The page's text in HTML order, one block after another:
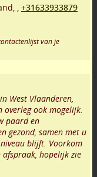
+31633933879
van je
West Vlaanderen,
overleg ook mogelijk.
paard en
gezond, samen met u
blijft. Voorkom
hopelijk zie